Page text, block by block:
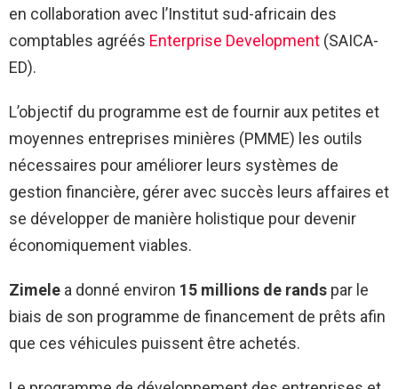
en collaboration avec l’Institut sud-africain des
comptables agréés Enterprise Development (SAICA-
ED).
L’objectif du programme est de fournir aux petites et
moyennes entreprises minières (PMME) les outils
nécessaires pour améliorer leurs systèmes de
gestion financière, gérer avec succès leurs affaires et
se développer de manière holistique pour devenir
économiquement viables.
Zimele a donné environ 15 millions de rands par le
biais de son programme de financement de prêts afin
que ces véhicules puissent être achetés.